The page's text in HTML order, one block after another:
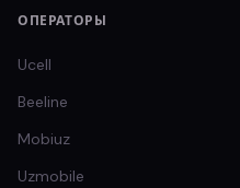
ОПЕРАТОРЫ
Ucell
Beeline
Mobiuz
Uzmobile